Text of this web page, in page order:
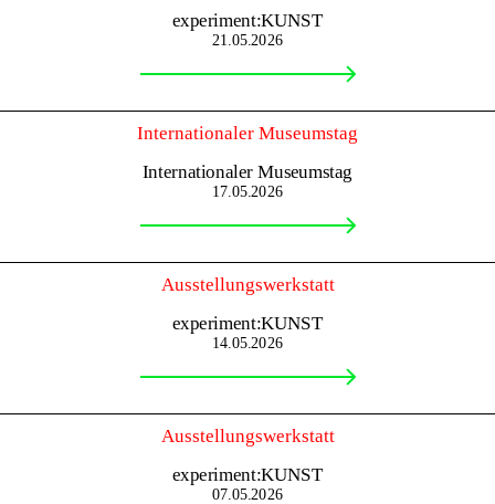
experiment:KUNST
21.05.2026
Internationaler Museumstag
Internationaler Museumstag
17.05.2026
Ausstellungswerkstatt
experiment:KUNST
14.05.2026
Ausstellungswerkstatt
experiment:KUNST
07.05.2026